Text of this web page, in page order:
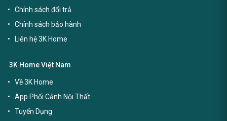
Chính sách đổi trả
Chính sách bảo hành
Liên hệ 3K Home
3K Home Việt Nam
Về 3K Home
App Phối Cảnh Nội Thất
Tuyển Dụng